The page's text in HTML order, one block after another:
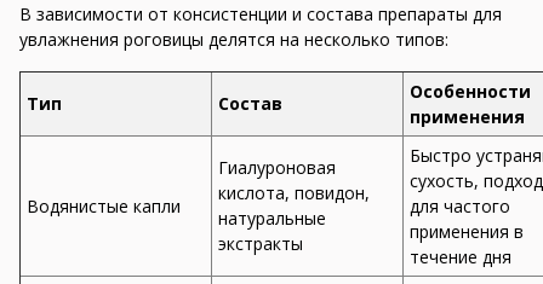
В зависимости от консистенции и состава препараты для
увлажнения роговицы делятся на несколько типов:
Тип Состав
Особенности
применения
Водянистые капли
Гиалуроновая
кислота, повидон,
натуральные
экстракты
Быстро
сухость,
для частого
применения в
течение дня